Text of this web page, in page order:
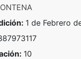
1 de Febrero
10